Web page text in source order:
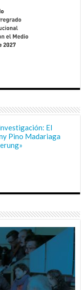
El
Pino Madariaga